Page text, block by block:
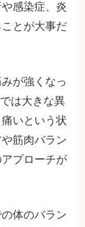
感染症、炎
とが大事だ
が強くなっ
は大きな異
いという状
筋肉バラン
プローチが
体のバラン